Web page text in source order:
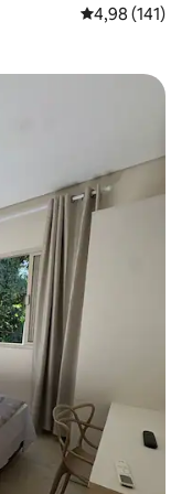
Средна
4,98 (141)